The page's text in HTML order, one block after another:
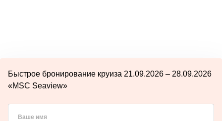
Быстрое бронирование круиза 21.09.2026 – 28.09.2026
«MSC Seaview»
Ваше имя